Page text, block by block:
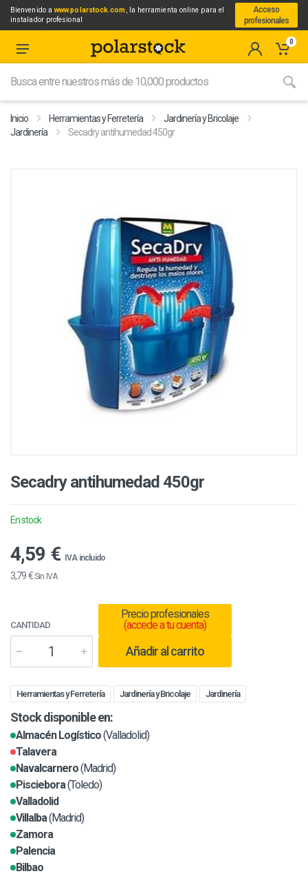
Bienvenido awww.polarstock.com, la herramienta online para el
instalador profesional
Acceso
profesionales
0
Inicio Herramientas y Ferretería
Jardinería y Bricolaje
Jardinería
Secadry antihumedad 450gr
Secadry antihumedad 450gr
En stock
4,59 € IVA incluido
3,79 €Sin IVA
CANTIDAD
Precio profesionales
(accede a tu cuenta)
Añadir al carrito
Herramientas y Ferretería Jardinería y Bricolaje Jardinería
Stock disponible en:
Almacén Logístico(Valladolid)
Talavera
Navalcarnero(Madrid)
Pisciebora(Toledo)
Valladolid
Villalba(Madrid)
Zamora
Palencia
Bilbao